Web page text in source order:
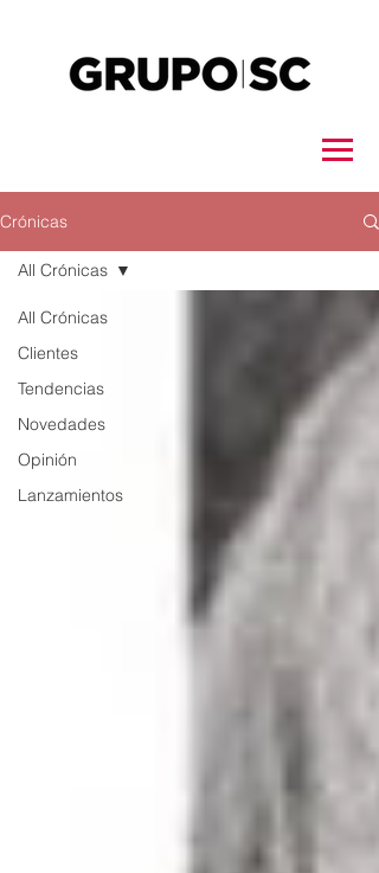
Crónicas
All Crónicas
Clientes
Tendencias
Novedades
Opinión
Lanzamientos
All Crónicas